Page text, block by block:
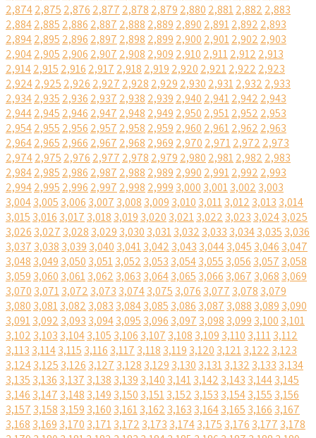
2,8742,875 2,876 2,877 2,878 2,879 2,880 2,8812,882 2,883
2,8842,885 2,886 2,887 2,888 2,889 2,890 2,8912,892 2,893
2,8942,895 2,896 2,897 2,898 2,899 2,900 2,9012,902 2,903
2,9042,905 2,906 2,907 2,908 2,909 2,910 2,9112,912 2,913
2,9142,915 2,916 2,917 2,918 2,919 2,920 2,9212,922 2,923
2,9242,925 2,926 2,927 2,928 2,929 2,930 2,9312,932 2,933
2,9342,935 2,936 2,937 2,938 2,939 2,940 2,9412,942 2,943
2,9442,945 2,946 2,947 2,948 2,949 2,950 2,9512,952 2,953
2,9542,955 2,956 2,957 2,958 2,959 2,960 2,9612,962 2,963
2,9642,965 2,966 2,967 2,968 2,969 2,970 2,9712,972 2,973
2,9742,975 2,976 2,977 2,978 2,979 2,980 2,9812,982 2,983
2,9842,985 2,986 2,987 2,988 2,989 2,990 2,9912,992 2,993
2,9942,995 2,996 2,997 2,998 2,999 3,000 3,0013,002 3,003
3,0043,005 3,006 3,007 3,008 3,009 3,010 3,0113,012 3,013 3,014
3,015 3,016 3,017 3,018 3,019 3,020 3,0213,022 3,023 3,0243,025
3,026 3,027 3,028 3,029 3,030 3,0313,032 3,033 3,0343,035 3,036
3,037 3,038 3,039 3,040 3,0413,042 3,043 3,0443,045 3,046 3,047
3,048 3,049 3,050 3,0513,052 3,053 3,0543,055 3,056 3,057 3,058
3,059 3,060 3,0613,062 3,063 3,0643,065 3,066 3,067 3,068 3,069
3,070 3,0713,072 3,073 3,0743,075 3,076 3,077 3,078 3,079
3,080 3,0813,082 3,083 3,0843,085 3,086 3,087 3,088 3,089 3,090
3,0913,092 3,093 3,0943,095 3,096 3,097 3,098 3,099 3,100 3,101
3,102 3,103 3,1043,105 3,106 3,107 3,108 3,109 3,110 3,1113,112
3,113 3,1143,115 3,116 3,117 3,118 3,119 3,120 3,1213,122 3,123
3,1243,125 3,126 3,127 3,128 3,129 3,130 3,1313,132 3,133 3,134
3,135 3,136 3,137 3,138 3,139 3,140 3,1413,142 3,143 3,1443,145
3,146 3,147 3,148 3,149 3,150 3,1513,152 3,153 3,1543,155 3,156
3,157 3,158 3,159 3,160 3,1613,162 3,163 3,1643,165 3,166 3,167
3,168 3,169 3,170 3,1713,172 3,173 3,1743,175 3,176 3,177 3,178